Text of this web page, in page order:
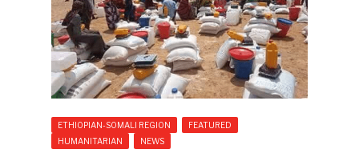
ETHIOPIAN-SOMALI REGION
FEATURED
HUMANITARIAN
NEWS